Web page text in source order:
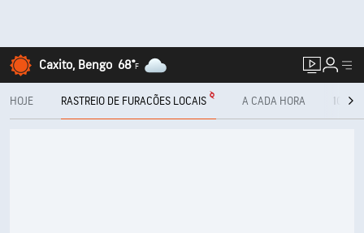
Caxito, Bengo 68°F
HOJE RASTREIO DE FURACÕES LOCAIS A CADA HORA 10